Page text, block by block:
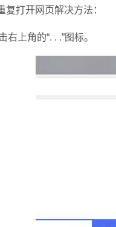
打开网页解决方法：
上角的“. . .”图标。